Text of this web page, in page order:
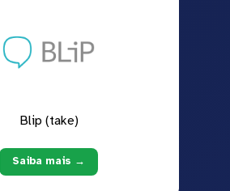
Blip (take)
Saiba mais →